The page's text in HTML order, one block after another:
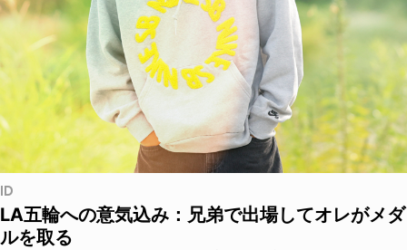
ID
LA五輪への意気込み：兄弟で出場してオレがメダ
ルを取る